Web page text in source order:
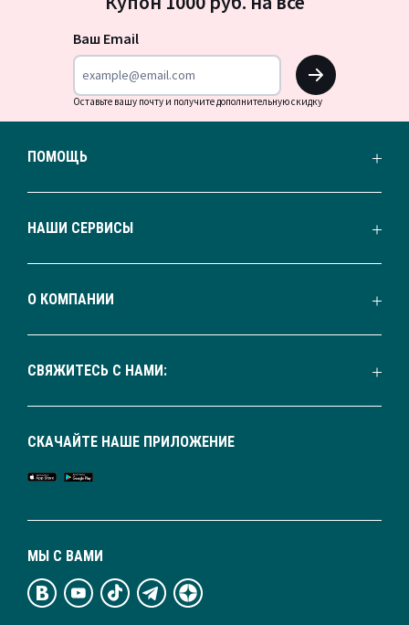
на
Ваш Email
OK
Оставьте вашу почту и получите дополнительную скидку
ПОМОЩЬ
НАШИ СЕРВИСЫ
О КОМПАНИИ
СВЯЖИТЕСЬ С НАМИ:
МЫ С ВАМИ
СКАЧАЙТЕ НАШЕ ПРИЛОЖЕНИЕ